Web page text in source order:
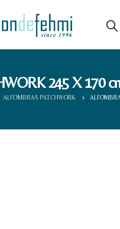
245 X 170
ALFOMBRAS PATCHWORK